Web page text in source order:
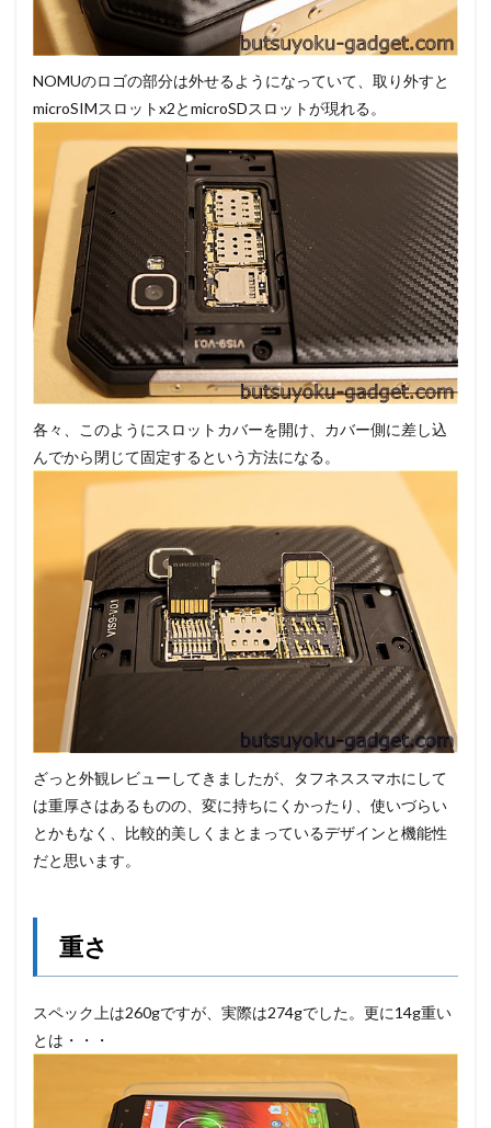
NOMUのロゴの部分は外せるようになっていて、取り外すと
microSIMスロットx2とmicroSDスロットが現れる。
各々、このようにスロットカバーを開け、カバー側に差し込
んでから閉じて固定するという方法になる。
ざっと外観レビューしてきましたが、タフネススマホにして
は重厚さはあるものの、変に持ちにくかったり、使いづらい
とかもなく、比較的美しくまとまっているデザインと機能性
だと思います。
重さ
スペック上は260gですが、実際は274gでした。更に14g重い
とは・・・